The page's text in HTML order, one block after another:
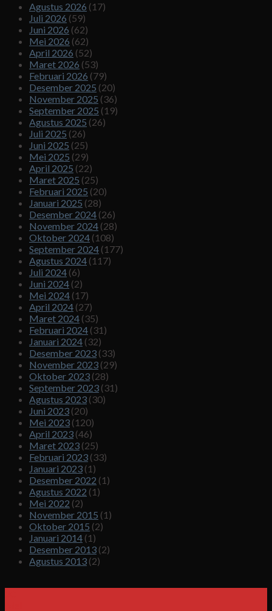
Agustus 2026 (17)
Juli 2026 (59)
Juni 2026 (62)
Mei 2026 (62)
April 2026 (52)
Maret 2026 (53)
Februari 2026 (79)
Desember 2025 (20)
November 2025 (36)
September 2025 (19)
Agustus 2025 (26)
Juli 2025 (26)
Juni 2025 (25)
Mei 2025 (29)
April 2025 (22)
Maret 2025 (25)
Februari 2025 (20)
Januari 2025 (28)
Desember 2024 (26)
November 2024 (28)
Oktober 2024 (108)
September 2024 (177)
Agustus 2024 (117)
Juli 2024 (6)
Juni 2024 (2)
Mei 2024 (17)
April 2024 (27)
Maret 2024 (35)
Februari 2024 (31)
Januari 2024 (32)
Desember 2023 (33)
November 2023 (29)
Oktober 2023 (28)
September 2023 (31)
Agustus 2023 (30)
Juni 2023 (20)
Mei 2023 (120)
April 2023 (46)
Maret 2023 (25)
Februari 2023 (33)
Januari 2023 (1)
Desember 2022 (1)
Agustus 2022 (1)
Mei 2022 (2)
November 2015 (1)
Oktober 2015 (2)
Januari 2014 (1)
Desember 2013 (2)
Agustus 2013 (2)